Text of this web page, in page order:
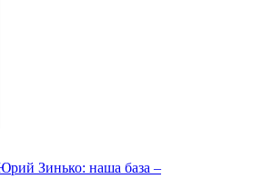
Зинько: наша база –